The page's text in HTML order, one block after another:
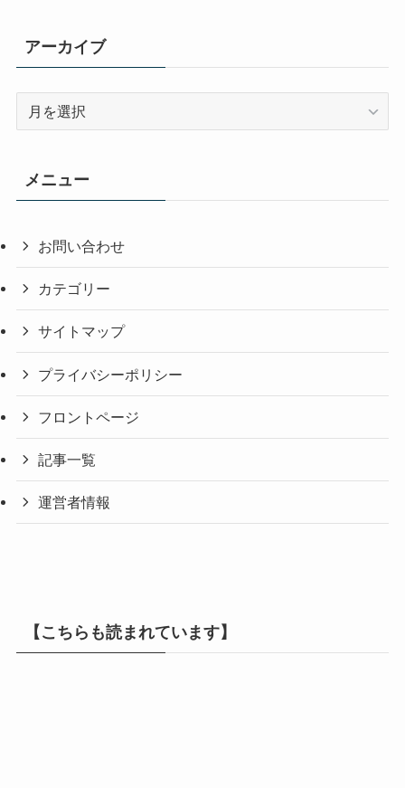
アーカイブ
メニュー
お問い合わせ
カテゴリー
サイトマップ
プライバシーポリシー
フロントページ
記事一覧
運営者情報
【こちらも読まれています】